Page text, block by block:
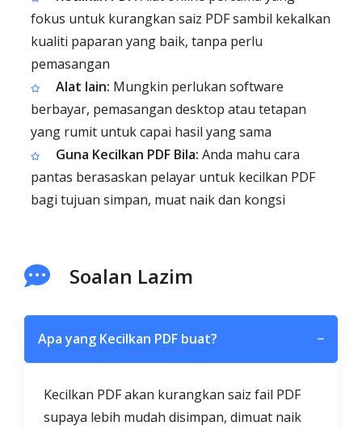
fokus untuk kurangkan saiz PDF sambil kekalkan
kualiti paparan yang baik, tanpa perlu
pemasangan
Alat lain: Mungkin perlukan software
berbayar, pemasangan desktop atau tetapan
yang rumit untuk capai hasil yang sama
Guna Kecilkan PDF Bila: Anda mahu cara
pantas berasaskan pelayar untuk kecilkan PDF
bagi tujuan simpan, muat naik dan kongsi
Soalan Lazim
Apa yang Kecilkan PDF buat? −
Kecilkan PDF akan kurangkan saiz fail PDF
supaya lebih mudah disimpan, dimuat naik